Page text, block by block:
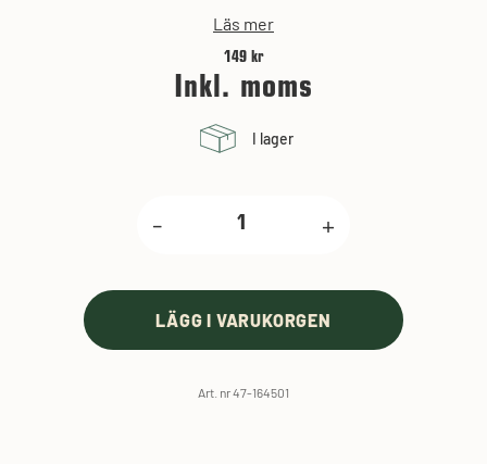
Läs mer
149 kr
Inkl. moms
I lager
- +
LÄGG I VARUKORGEN
Art. nr 47-164501